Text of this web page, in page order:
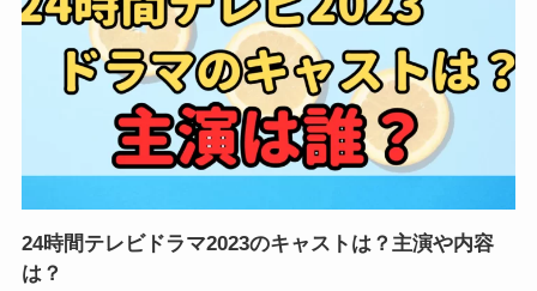
24時間テレビドラマ2023のキャストは？主演や内容
は？